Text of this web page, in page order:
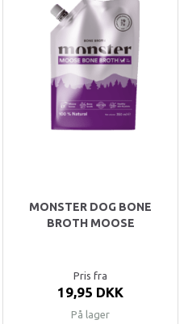
MONSTER DOG BONE
BROTH MOOSE
Pris fra
19,95 DKK
På lager